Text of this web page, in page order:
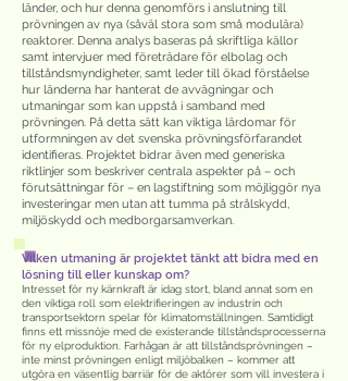
länder, och hur denna genomförs i anslutning till
prövningen av nya (såväl stora som små modulära)
reaktorer. Denna analys baseras på skriftliga källor
samt intervjuer med företrädare för elbolag och
tillståndsmyndigheter, samt leder till ökad förståelse
hur länderna har hanterat de avvägningar och
utmaningar som kan uppstå i samband med
prövningen. På detta sätt kan viktiga lärdomar för
utformningen av det svenska prövningsförfarandet
identifieras. Projektet bidrar även med generiska
riktlinjer som beskriver centrala aspekter på – och
förutsättningar för – en lagstiftning som möjliggör nya
investeringar men utan att tumma på strålskydd,
miljöskydd och medborgarsamverkan.
Vilken utmaning är projektet tänkt att bidra med en
lösning till eller kunskap om?
Intresset för ny kärnkraft är idag stort, bland annat som en
den viktiga roll som elektrifieringen av industrin och
transportsektorn spelar för klimatomställningen. Samtidigt
finns ett missnöje med de existerande tillståndsprocesserna
för ny elproduktion. Farhågan är att tillståndsprövningen –
inte minst prövningen enligt miljöbalken – kommer att
utgöra en väsentlig barriär för de aktörer som vill investera i